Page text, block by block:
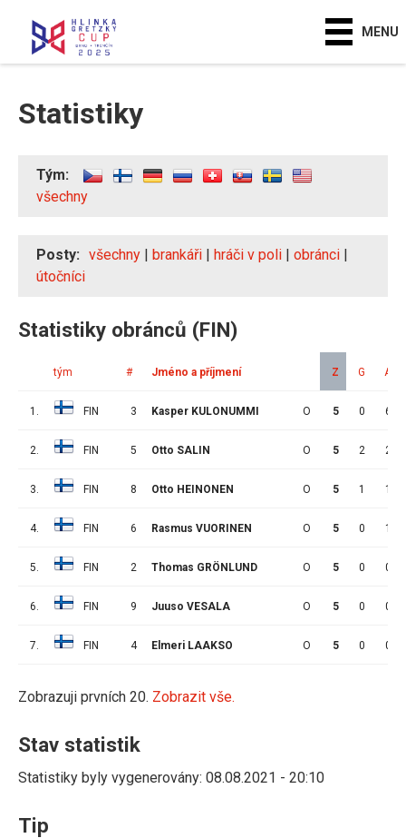
MENU
Statistiky
Tým:
všechny
Posty: všechny | brankáři | hráči v poli | obránci |
útočníci
Statistiky obránců (FIN)
tým # Jméno a příjmení Z G A
1. FIN 3 Kasper KULONUMMI O 5 0 6
2. FIN 5 Otto SALIN O 5 2 2
3. FIN 8 Otto HEINONEN O 5 1 1
4. FIN 6 Rasmus VUORINEN O 5 0 1
5. FIN 2 Thomas GRÖNLUND O 5 0 0
6. FIN 9 Juuso VESALA O 5 0 0
7. FIN 4 Elmeri LAAKSO O 5 0 0
Zobrazuji prvních 20. Zobrazit vše.
Stav statistik
Statistiky byly vygenerovány: 08.08.2021 - 20:10
Tip